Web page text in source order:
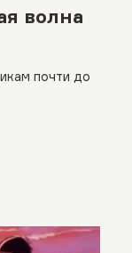
волна
почти до